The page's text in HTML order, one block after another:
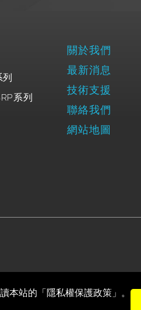
系列
關於我們
最新消息
技術支援
聯絡我們
網站地圖
本站的「隱私權保護政策」。